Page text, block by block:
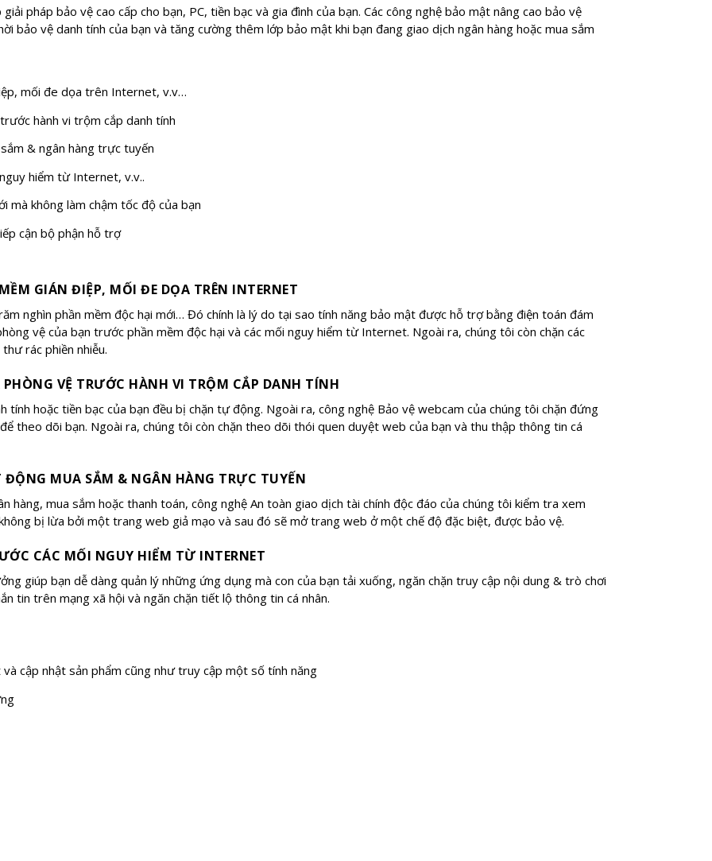
giải pháp bảo vệ cao cấp cho bạn, PC, tiền bạc và gia đình của bạn. Các công nghệ bảo mật nâng cao bảo vệ
bảo vệ danh tính của bạn và tăng cường thêm lớp bảo mật khi bạn đang giao dịch ngân hàng hoặc mua sắm
mối đe dọa trên Internet, v.v…
hành vi trộm cắp danh tính
& ngân hàng trực tuyến
hiểm từ Internet, v.v..
mà không làm chậm tốc độ của bạn
cận bộ phận hỗ trợ
GIÁN ĐIỆP, MỐI ĐE DỌA TRÊN INTERNET
nghìn phần mềm độc hại mới… Đó chính là lý do tại sao tính năng bảo mật được hỗ trợ bằng điện toán đám
vệ của bạn trước phần mềm độc hại và các mối nguy hiểm từ Internet. Ngoài ra, chúng tôi còn chặn các
rác phiền nhiễu.
VỆ TRƯỚC HÀNH VI TRỘM CẮP DANH TÍNH
tính hoặc tiền bạc của bạn đều bị chặn tự động. Ngoài ra, công nghệ Bảo vệ webcam của chúng tôi chặn đứng
theo dõi bạn. Ngoài ra, chúng tôi còn chặn theo dõi thói quen duyệt web của bạn và thu thập thông tin cá
MUA SẮM & NGÂN HÀNG TRỰC TUYẾN
hàng, mua sắm hoặc thanh toán, công nghệ An toàn giao dịch tài chính độc đáo của chúng tôi kiểm tra xem
bị lừa bởi một trang web giả mạo và sau đó sẽ mở trang web ở một chế độ đặc biệt, được bảo vệ.
CÁC MỐI NGUY HIỂM TỪ INTERNET
giúp bạn dễ dàng quản lý những ứng dụng mà con của bạn tải xuống, ngăn chặn truy cập nội dung & trò chơi
tin trên mạng xã hội và ngăn chặn tiết lộ thông tin cá nhân.
cập nhật sản phẩm cũng như truy cập một số tính năng